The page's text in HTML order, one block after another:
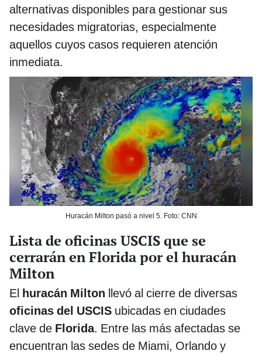
alternativas disponibles para gestionar sus
necesidades migratorias, especialmente
aquellos cuyos casos requieren atención
inmediata.
Huracán Milton pasó a nivel 5. Foto: CNN
Lista de oficinas USCIS que se
cerrarán en Florida por el huracán
Milton
El huracán Milton llevó al cierre de diversas
oficinas del USCIS ubicadas en ciudades
clave de Florida. Entre las más afectadas se
encuentran las sedes de Miami, Orlando y